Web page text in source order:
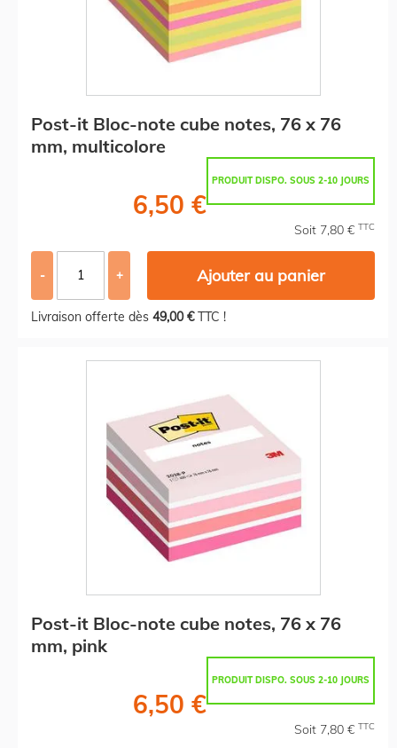
Post-it Bloc-note cube notes, 76 x 76
mm, multicolore
PRODUIT DISPO. SOUS 2-10 JOURS
6,50 €
Soit 7,80 € TTC
- + Ajouter au panier
Livraison offerte dès 49,00 €TTC !
Post-it Bloc-note cube notes, 76 x 76
mm, pink
PRODUIT DISPO. SOUS 2-10 JOURS
6,50 €
Soit 7,80 € TTC